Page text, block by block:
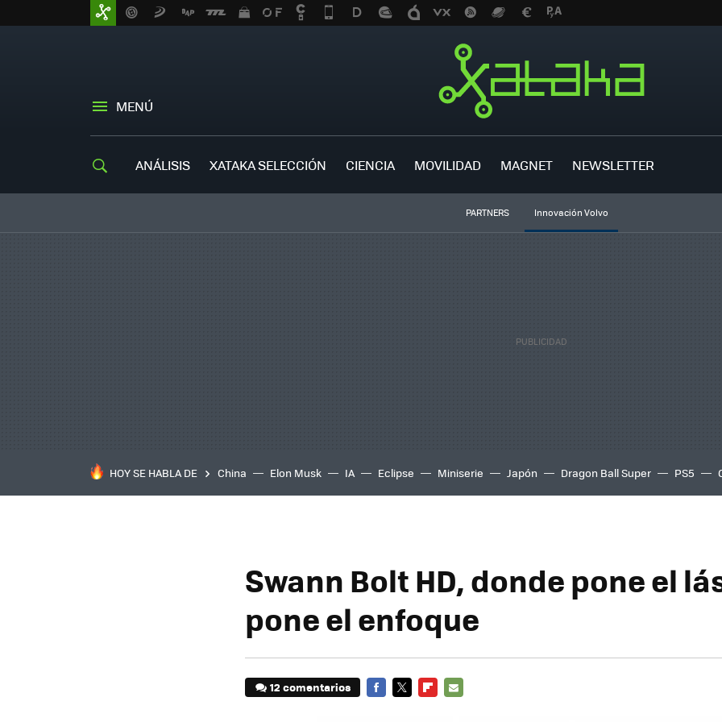
MENÚ
ANÁLISIS XATAKA SELECCIÓN CIENCIA MOVILIDAD MAGNET NEWSLETTER
PARTNERS Innovación Volvo
HOY SE HABLA DE China Elon Musk IA Eclipse Miniserie Japón Dragon Ball Super PS5
Swann Bolt HD, donde pone el
pone el enfoque
12 comentarios